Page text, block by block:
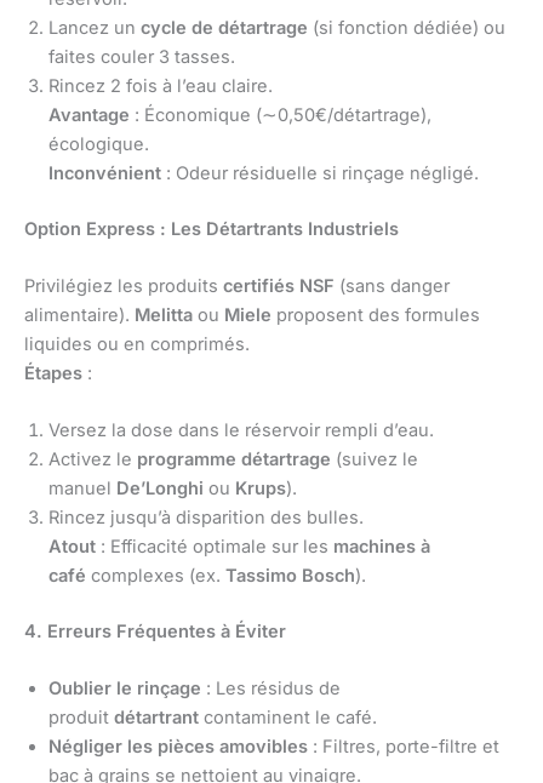
Lancez un cycle de détartrage (si fonction dédiée) ou
faites couler 3 tasses.
Rincez 2 fois à l’eau claire.
Avantage : Économique (∼0,50€/détartrage),
écologique.
Inconvénient : Odeur résiduelle si rinçage négligé.
Option Express : Les Détartrants Industriels
Privilégiez les produits certifiés NSF (sans danger
alimentaire). Melitta ou Miele proposent des formules
liquides ou en comprimés.
Étapes :
Versez la dose dans le réservoir rempli d’eau.
Activez le programme détartrage (suivez le
manuel De’Longhi ou Krups).
Rincez jusqu’à disparition des bulles.
Atout : Efficacité optimale sur les machines à
café complexes (ex. Tassimo Bosch).
4. Erreurs Fréquentes à Éviter
Oublier le rinçage : Les résidus de
produit détartrant contaminent le café.
Négliger les pièces amovibles : Filtres, porte-filtre et
bac à grains se nettoient au vinaigre.